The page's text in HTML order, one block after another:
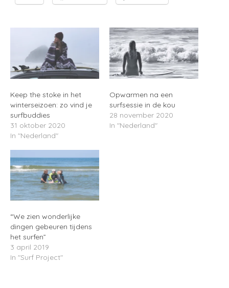
Keep the stoke in het
winterseizoen: zo vind je
surfbuddies
31 oktober 2020
In "Nederland"
Opwarmen na een
surfsessie in de kou
28 november 2020
In "Nederland"
“We zien wonderlijke
dingen gebeuren tijdens
het surfen”
3 april 2019
In "Surf Project"